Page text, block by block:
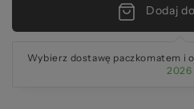
Dodaj
Wybierz dostawę paczkomatem i
2026